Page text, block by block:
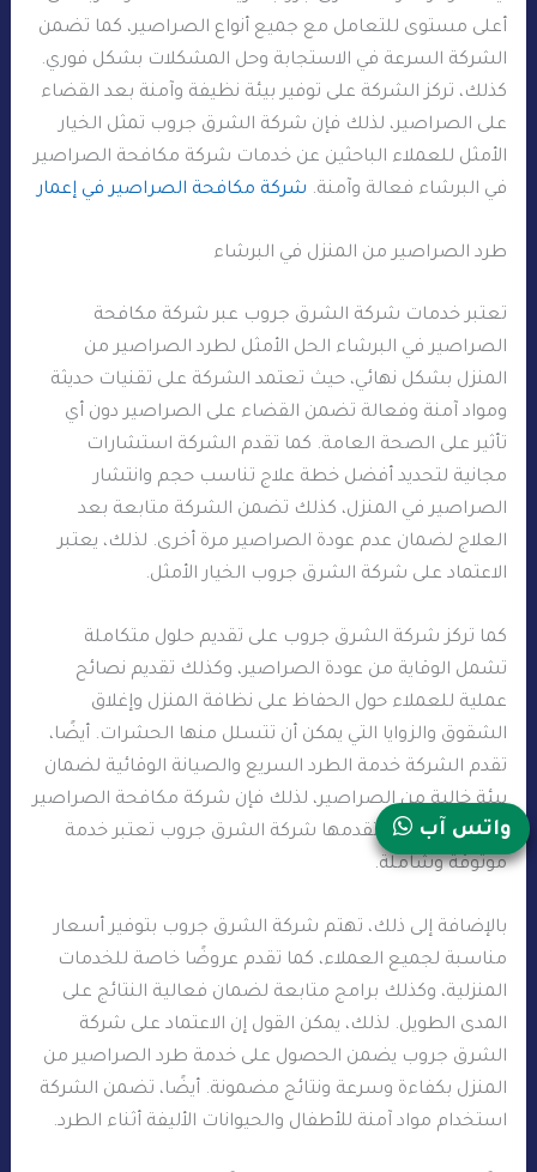
أعلى مستوى للتعامل مع جميع أنواع الصراصير، كما تضمن
الشركة السرعة في الاستجابة وحل المشكلات بشكل فوري.
كذلك، تركز الشركة على توفير بيئة نظيفة وآمنة بعد القضاء
على الصراصير، لذلك فإن شركة الشرق جروب تمثل الخيار
الأمثل للعملاء الباحثين عن خدمات شركة مكافحة الصراصير
في البرشاء فعالة وآمنة. شركة مكافحة الصراصير في إعمار
طرد الصراصير من المنزل في البرشاء
تعتبر خدمات شركة الشرق جروب عبر شركة مكافحة
الصراصير في البرشاء الحل الأمثل لطرد الصراصير من
المنزل بشكل نهائي، حيث تعتمد الشركة على تقنيات حديثة
ومواد آمنة وفعالة تضمن القضاء على الصراصير دون أي
تأثير على الصحة العامة. كما تقدم الشركة استشارات
مجانية لتحديد أفضل خطة علاج تناسب حجم وانتشار
الصراصير في المنزل، كذلك تضمن الشركة متابعة بعد
العلاج لضمان عدم عودة الصراصير مرة أخرى. لذلك، يعتبر
الاعتماد على شركة الشرق جروب الخيار الأمثل.
كما تركز شركة الشرق جروب على تقديم حلول متكاملة
تشمل الوقاية من عودة الصراصير، وكذلك تقديم نصائح
عملية للعملاء حول الحفاظ على نظافة المنزل وإغلاق
الشقوق والزوايا التي يمكن أن تتسلل منها الحشرات. أيضًا،
تقدم الشركة خدمة الطرد السريع والصيانة الوقائية لضمان
بيئة خالية من الصراصير، لذلك فإن شركة مكافحة الصراصير
في البرشاء التي تقدمها شركة الشرق جروب تعتبر خدمة
موثوقة وشاملة.
بالإضافة إلى ذلك، تهتم شركة الشرق جروب بتوفير أسعار
مناسبة لجميع العملاء، كما تقدم عروضًا خاصة للخدمات
المنزلية، وكذلك برامج متابعة لضمان فعالية النتائج على
المدى الطويل. لذلك، يمكن القول إن الاعتماد على شركة
الشرق جروب يضمن الحصول على خدمة طرد الصراصير من
المنزل بكفاءة وسرعة ونتائج مضمونة. أيضًا، تضمن الشركة
استخدام مواد آمنة للأطفال والحيوانات الأليفة أثناء الطرد.
واتس آب